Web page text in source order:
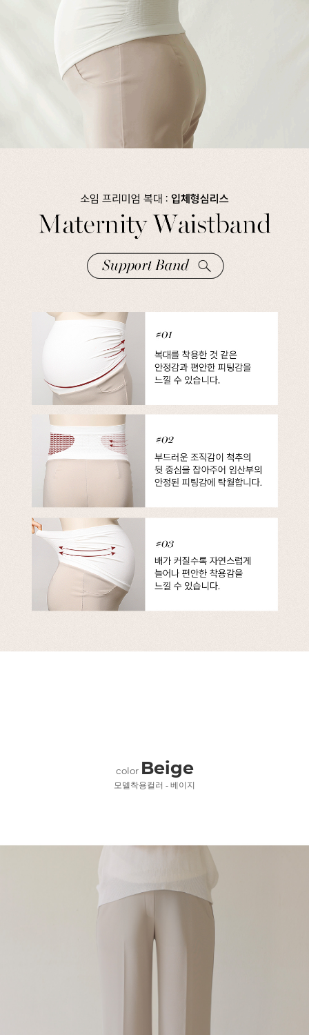
color Beige
모델착용컬러 - 베이지